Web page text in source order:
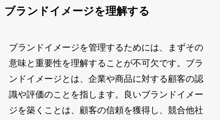
ブランドイメージを理解する
ブランドイメージを管理するためには、まずその
意味と重要性を理解することが不可欠です。ブラ
ンドイメージとは、企業や商品に対する顧客の認
識や評価のことを指します。良いブランドイメー
ジを築くことは、顧客の信頼を獲得し、競合他社